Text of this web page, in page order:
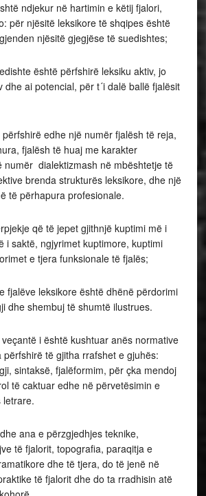
ndjekur në hartimin e këtij fjalori,
për njësitë leksikore të shqipes është
njësitë gjegjëse të suedishtes;
është përfshirë leksiku aktiv, jo
dhe ai potencial, për t´i dalë ballë fjalësit
edhe një numër fjalësh të reja,
fjalësh të huaj me karakter
numër dialektizmash në mbështetje të
brenda strukturës leksikore, dhe një
të përhapura profesionale.
që të jepet gjithnjë kuptimi më i
i saktë, ngjyrimet kuptimore, kuptimi
e tjera funksionale të fjalës;
leksikore është dhënë përdorimi
dhe shembuj të shumtë ilustrues.
i është kushtuar anës normative
përfshirë të gjitha rrafshet e gjuhës:
sintaksë, fjalëformim, për çka mendoj
të caktuar edhe në përvetësimin e
letrare.
ana e përzgjedhjes teknike,
të fjalorit, topografia, paraqitja e
dhe të tjera, do të jenë në
të fjalorit dhe do ta rradhisin atë